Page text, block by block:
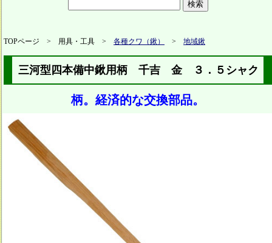
TOPページ > 用具・工具 > 各種クワ（鍬） > 地域鍬
三河型四本備中鍬用柄 千吉 金 ３．５シャク
柄。経済的な交換部品。